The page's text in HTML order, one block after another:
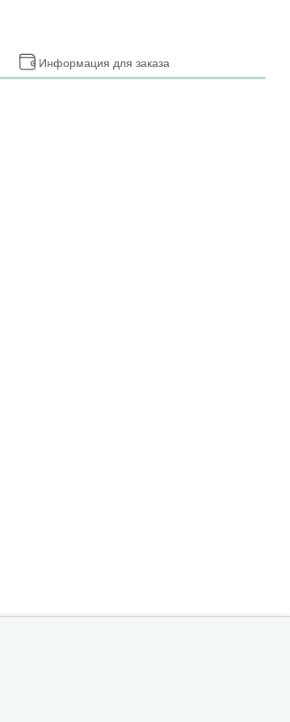
Информация для заказа